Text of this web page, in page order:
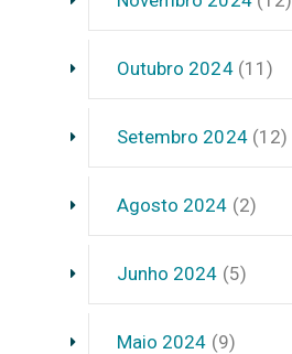
Outubro 2024(11)
Setembro 2024(12)
Agosto 2024 (2)
Junho 2024 (5)
Maio 2024 (9)